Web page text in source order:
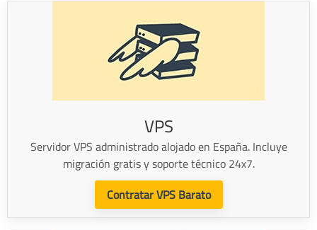
VPS
Servidor VPS administrado alojado en España. Incluye
migración gratis y soporte técnico 24x7.
Contratar VPS Barato